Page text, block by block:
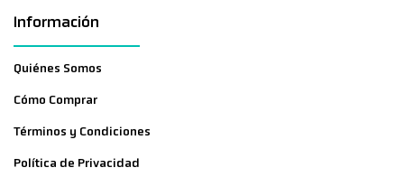
Información
Quiénes Somos
Cómo Comprar
Términos y Condiciones
Política de Privacidad